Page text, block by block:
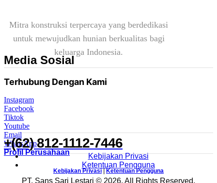
Mitra konstruksi terpercaya yang berdedikasi
untuk mewujudkan hunian berkualitas bagi
keluarga Indonesia.
Media Sosial
Terhubung Dengan Kami
Instagram
Facebook
Tiktok
Youtube
Email
WhatsApp
Profil Perusahaan
+(62) 812-1112-7446
Kebijakan Privasi
Ketentuan Pengguna
Kebijakan Privasi|Ketentuan Pengguna
PT. Sans Sari Lestari © 2026. All Rights Reserved.